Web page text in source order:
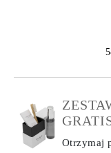
Otrzymaj